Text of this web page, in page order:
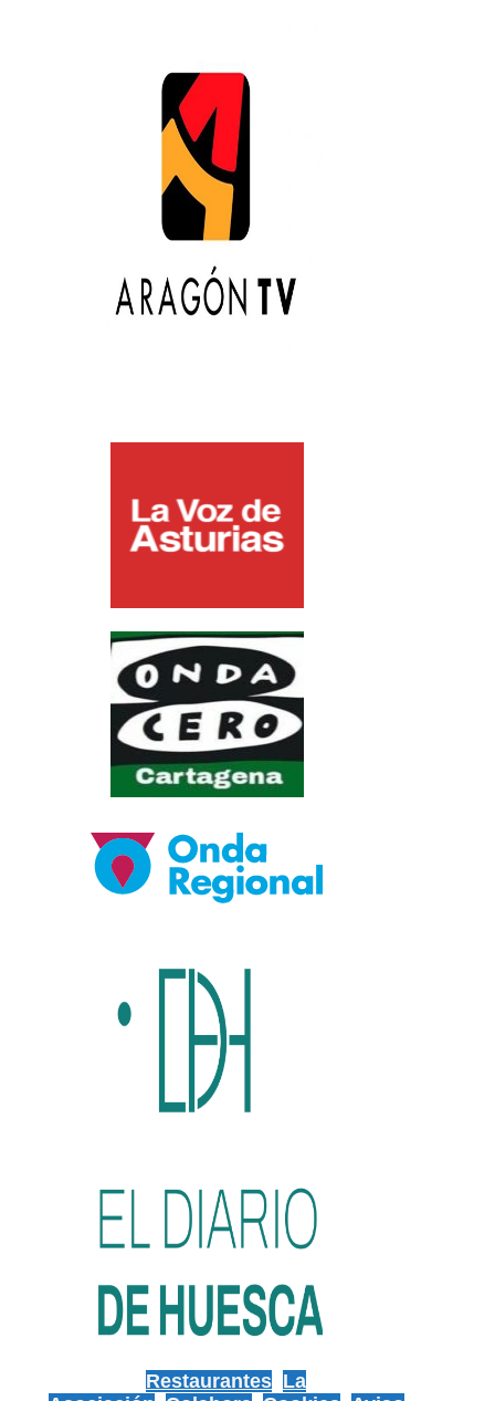
Restaurantes La